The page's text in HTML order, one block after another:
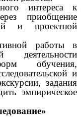
интереса к
приобщение
и проектной
работы в
деятельности
обучения,
и
задания
эмпирическое